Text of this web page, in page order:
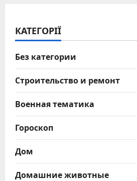
КАТЕГОРІЇ
Без категории
Строительство и ремонт
Военная тематика
Гороскоп
Дом
Домашние животные